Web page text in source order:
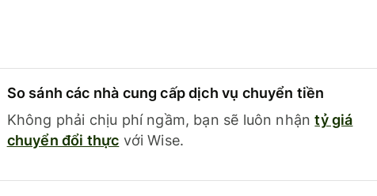
So sánh các nhà cung cấp dịch vụ chuyển tiền
Không phải chịu phí ngầm, bạn sẽ luôn nhậntỷ giá
chuyển đổi thực với Wise.